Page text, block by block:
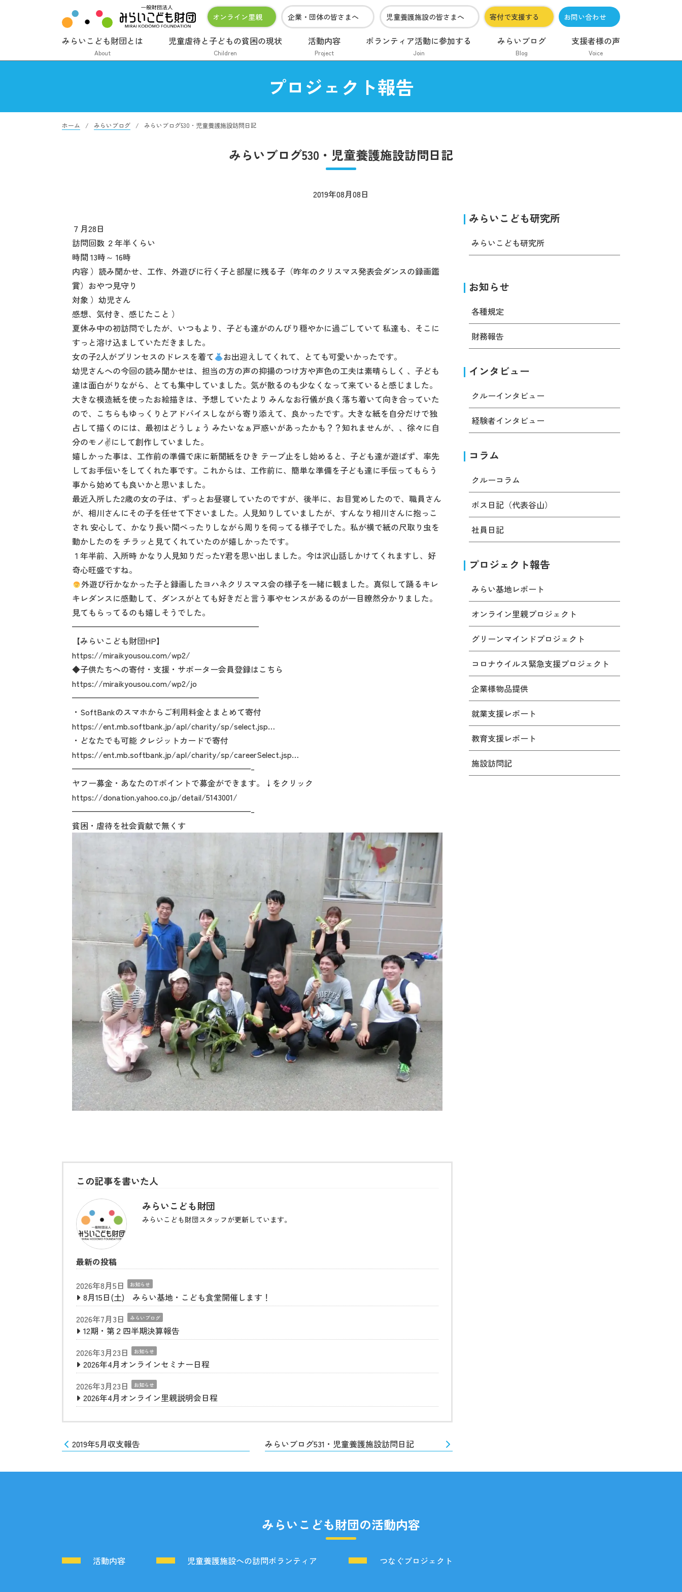
オンライン里親 企業・団体の皆さまへ 児童養護施設の皆さまへ 寄付で支援する お問い合わせ
みらいこども財団とは
About
児童虐待と子どもの貧困の現状
Children
活動内容
Project
ボランティア活動に参加する
Join
みらいブログ
Blog
支援者様の声
Voice
プロジェクト報告
ホーム みらいブログ みらいブログ530・児童養護施設訪問日記
みらいブログ530・児童養護施設訪問日記
2019年08月08日
７月28日
訪問回数 ２年半くらい
時間 13時～ 16時
内容 ）読み聞かせ、工作、外遊びに行く子と部屋に残る子（昨年のクリスマス発表会ダンスの録画鑑
賞）おやつ見守り
対象 ）幼児さん
感想、気付き、感じたこと ）
夏休み中の初訪問でしたが、いつもより、子ども達がのんびり穏やかに過ごしていて 私達も、そこに
すっと溶け込ましていただきました。
女の子2人がプリンセスのドレスを着て
お出迎えしてくれて、とても可愛いかったです。
幼児さんへの今回の読み聞かせは、担当の方の声の抑揚のつけ方や声色の工夫は素晴らしく 、子ども
達は面白がりながら、とても集中していました。気が散るのも少なくなって来ていると感じました。
大きな模造紙を使ったお絵描きは、予想していたより みんなお行儀が良く落ち着いて向き合っていた
ので、こちらもゆっくりとアドバイスしながら寄り添えて、良かったです。大きな紙を自分だけで独
占して描くのには、最初はどうしょう みたいなぁ戸惑いがあったかも？？知れませんが、、徐々に自
分のモノ✌️にして創作していました。
嬉しかった事は、工作前の準備で床に新聞紙をひき テープ止をし始めると、子ども達が遊ばず、率先
してお手伝いをしてくれた事です。これからは、工作前に、簡単な準備を子ども達に手伝ってもらう
事から始めても良いかと思いました。
最近入所した2歳の女の子は、ずっとお昼寝していたのですが、後半に、お目覚めしたので、職員さん
が、相川さんにその子を任せて下さいました。人見知りしていましたが、すんなり相川さんに抱っこ
され 安心して、かなり長い間べったりしながら周りを伺ってる様子でした。私が横で紙の尺取り虫を
動かしたのを チラッと見てくれていたのが嬉しかったです。
１年半前、入所時 かなり人見知りだったY君を思い出しました。今は沢山話しかけてくれますし、好
奇心旺盛ですね。
外遊び行かなかった子と録画したヨハネクリスマス会の様子を一緒に観ました。真似して踊るキレ
キレダンスに感動して、ダンスがとても好きだと言う事やセンスがあるのが一目瞭然分かりました。
見てもらってるのも嬉しそうでした。
———————————————————————
【みらいこども財団HP】
https://miraikyousou.com/wp2/
◆子供たちへの寄付・支援・サポーター会員登録はこちら
https://miraikyousou.com/wp2/jo
———————————————————————
・SoftBankのスマホからご利用料金とまとめて寄付
https://ent.mb.softbank.jp/apl/charity/sp/select.jsp…
・どなたでも可能 クレジットカードで寄付
https://ent.mb.softbank.jp/apl/charity/sp/careerSelect.jsp…
——————————————————————–
ヤフー募金・あなたのTポイントで募金ができます。↓をクリック
https://donation.yahoo.co.jp/detail/5143001/
——————————————————————–
貧困・虐待を社会貢献で無くす
この記事を書いた人
みらいこども財団
みらいこども財団スタッフが更新しています。
最新の投稿
2026年8月5日
お知らせ
8月15日(土) みらい基地・こども食堂開催します！
2026年7月3日
みらいブログ
12期・第２四半期決算報告
2026年3月23日
お知らせ
2026年4月オンラインセミナー日程
2026年3月23日
お知らせ
2026年4月オンライン里親説明会日程
2019年5月収支報告 みらいブログ531・児童養護施設訪問日記
みらいこども研究所
みらいこども研究所
お知らせ
各種規定
財務報告
インタビュー
クルーインタビュー
経験者インタビュー
コラム
クルーコラム
ボス日記（代表谷山）
社員日記
プロジェクト報告
みらい基地レポート
オンライン里親プロジェクト
グリーンマインドプロジェクト
コロナウイルス緊急支援プロジェクト
企業様物品提供
就業支援レポート
教育支援レポート
施設訪問記
みらいこども財団の活動内容
活動内容 児童養護施設への訪問ボランティア つなぐプロジェクト